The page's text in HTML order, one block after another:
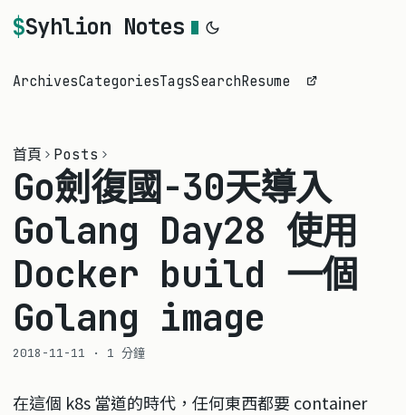
Syhlion Notes
ArchivesCategoriesTagsSearchResume
首頁 Posts
Go劍復國-30天導入
Golang Day28 使用
Docker build 一個
Golang image
2018-11-11 · 1 分鐘
在這個 k8s 當道的時代，任何東西都要 container